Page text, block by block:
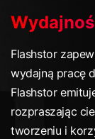
Flashstor
wydajną pracę
Flashstor
rozpraszając
tworzeniu i